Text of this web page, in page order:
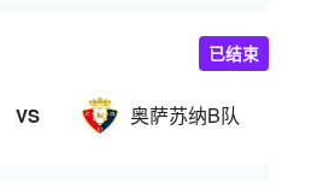
VS 奥萨苏纳B队
已结束